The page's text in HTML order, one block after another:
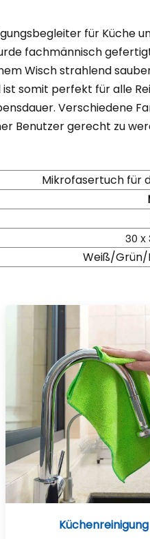
für Küche
fachmännisch
Wisch strahlend
somit perfekt für alle
Verschiedene
Benutzer gerecht zu
Mikrofasertuch für
30 x
Weiß/
Küchenreinigung